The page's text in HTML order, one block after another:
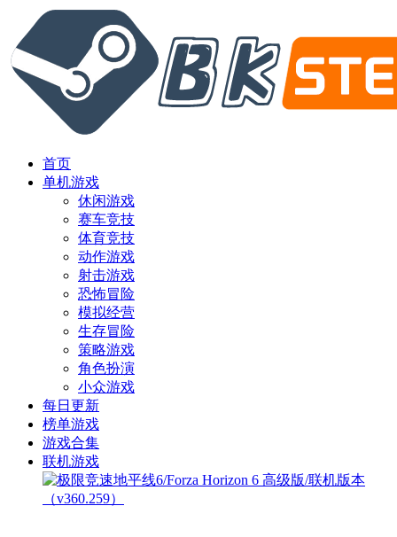
首页
单机游戏
休闲游戏
赛车竞技
体育竞技
动作游戏
射击游戏
恐怖冒险
模拟经营
生存冒险
策略游戏
角色扮演
小众游戏
每日更新
榜单游戏
游戏合集
联机游戏